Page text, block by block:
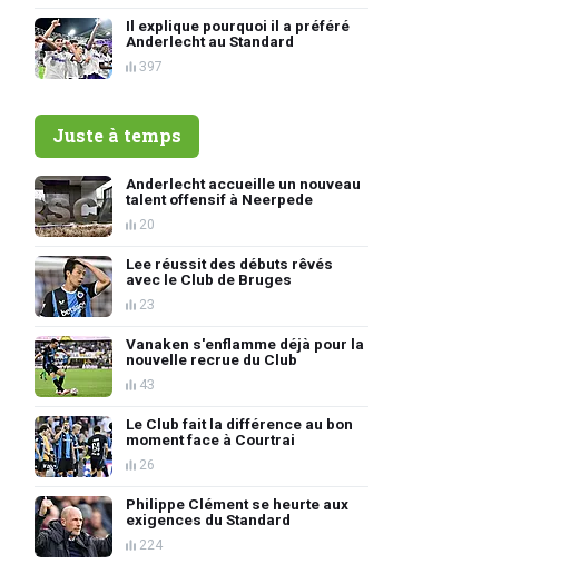
Il explique pourquoi il a préféré
Anderlecht au Standard
397
Juste à temps
Anderlecht accueille un nouveau
talent offensif à Neerpede
20
Lee réussit des débuts rêvés
avec le Club de Bruges
23
Vanaken s'enflamme déjà pour la
nouvelle recrue du Club
43
Le Club fait la différence au bon
moment face à Courtrai
26
Philippe Clément se heurte aux
exigences du Standard
224